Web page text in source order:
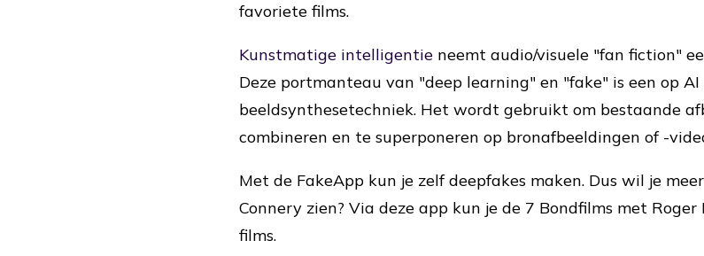
favoriete films.
Kunstmatige intelligentie neemt audio/visuele "fan fiction"
Deze portmanteau van "deep learning" en "fake" is een op AI
beeldsynthesetechniek. Het wordt gebruikt om bestaande
combineren en te superponeren op bronafbeeldingen of -
Met de FakeApp kun je zelf deepfakes maken. Dus wil je
Connery zien? Via deze app kun je de 7 Bondfilms met
films.